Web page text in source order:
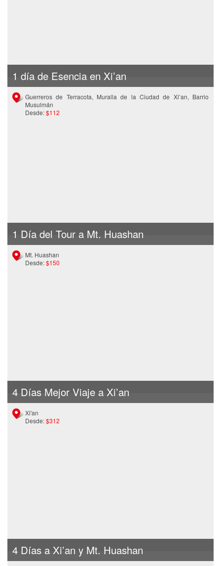
1 día de Esencia en Xi’an
Guerreros de Terracota, Muralla de la Ciudad de Xi’an, Barrio
Musulmán
Desde:$112
1 Día del Tour a Mt. Huashan
Mt. Huashan
Desde:$150
4 Días Mejor Viaje a Xi’an
Xi'an
Desde:$312
4 Días a Xi’an y Mt. Huashan